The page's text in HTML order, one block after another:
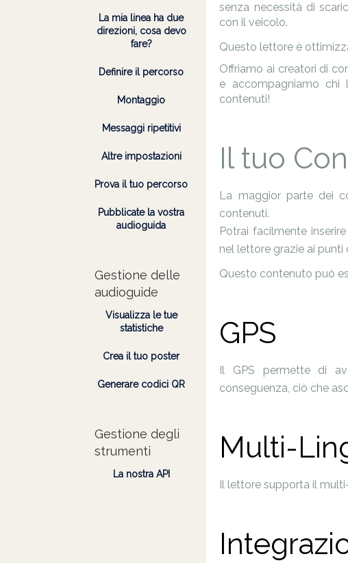
La mia linea ha due
direzioni, cosa devo
fare?
Definire il percorso
Montaggio
Messaggi ripetitivi
Altre impostazioni
Prova il tuo percorso
Pubblicate la vostra
audioguida
Gestione delle
audioguide
Visualizza le tue
statistiche
Crea il tuo poster
Generare codici QR
Gestione degli
strumenti
La nostra API
senza necessità di
con il veicolo.
Questo lettore è
Offriamo ai creatori di
e accompagniamo chi
contenuti!
Il tuo
La maggior parte dei
contenuti.
Potrai facilmente
nel lettore grazie ai punti
Questo contenuto può
GPS
Il GPS permette di
conseguenza, ciò che
Multi-
Il lettore supporta il